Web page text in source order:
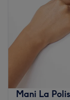
Zaterdag
Zondag
.
Mani La